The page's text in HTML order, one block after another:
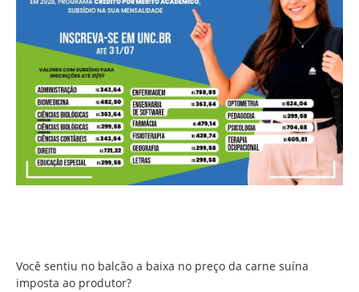
Você sentiu no balcão a baixa no preço da carne suína
imposta ao produtor?